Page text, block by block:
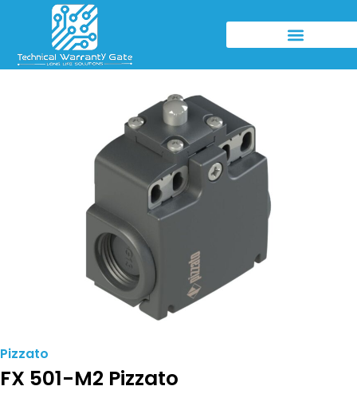
Pizzato
FX 501-M2 Pizzato